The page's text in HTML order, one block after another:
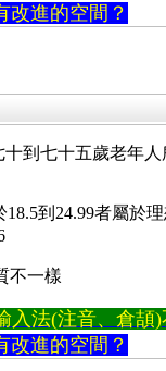
改進的空間？
到七十五歲老年
到24.99者屬於
不一樣
入法(注音、倉
改進的空間？